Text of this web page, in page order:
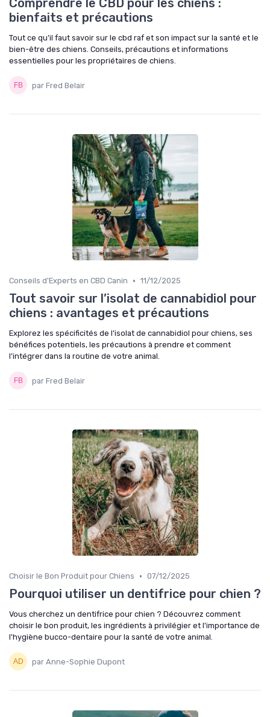
Comprendre le CBD pour les chiens :
bienfaits et précautions
Tout ce qu’il faut savoir sur le cbd raf et son impact sur la santé et le
bien-être des chiens. Conseils, précautions et informations
essentielles pour les propriétaires de chiens.
par Fred Belair
Conseils d'Experts en CBD Canin • 11/12/2025
Tout savoir sur l’isolat de cannabidiol pour
chiens : avantages et précautions
Explorez les spécificités de l’isolat de cannabidiol pour chiens, ses
bénéfices potentiels, les précautions à prendre et comment
l’intégrer dans la routine de votre animal.
par Fred Belair
Choisir le Bon Produit pour Chiens • 07/12/2025
Pourquoi utiliser un dentifrice pour chien ?
Vous cherchez un dentifrice pour chien ? Découvrez comment
choisir le bon produit, les ingrédients à privilégier et l'importance de
l'hygiène bucco-dentaire pour la santé de votre animal.
par Anne-Sophie Dupont